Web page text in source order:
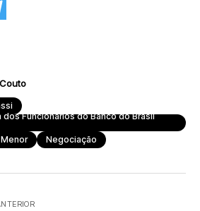
Funcionários do Banco do Brasil
Negociação